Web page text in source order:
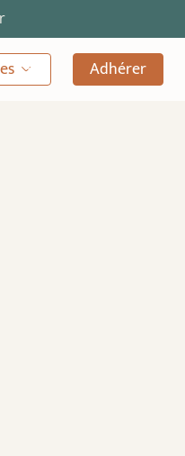
Adhérer